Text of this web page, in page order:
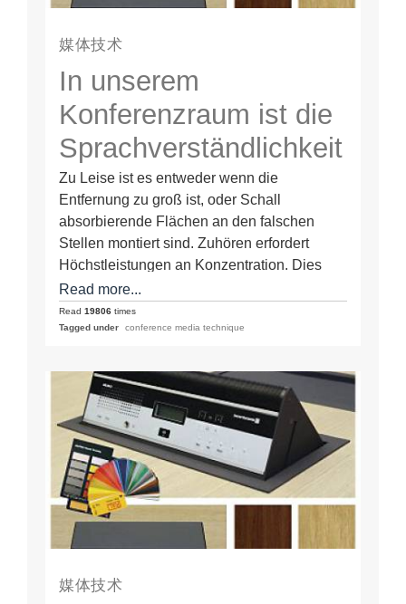
媒体技术
In unserem
Konferenzraum ist die
Sprachverständlichkeit
extrem schlecht, da es
zu leise ist
Zu Leise ist es entweder wenn die
Entfernung zu groß ist, oder Schall
absorbierende Flächen an den falschen
Stellen montiert sind. Zuhören erfordert
Höchstleistungen an Konzentration. Dies
führt zur schnellen…
Read more...
Read 19806 times
Tagged under
conference media technique
媒体技术